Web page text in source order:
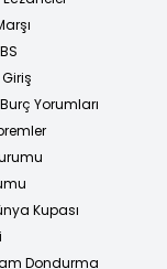
Giriş
Yorumları
Kupası
Dondurma